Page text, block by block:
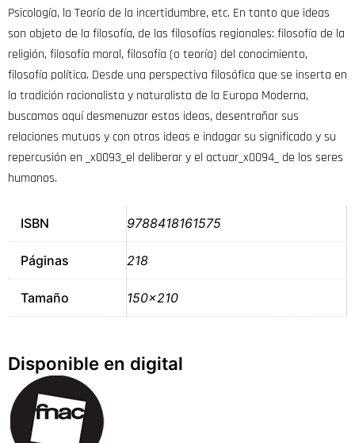
Psicología, la Teoría de la incertidumbre, etc. En tanto que ideas
son objeto de la filosofía, de las filosofías regionales: filosofía de la
religión, filosofía moral, filosofía (o teoría) del conocimiento,
filosofía política. Desde una perspectiva filosófica que se inserta en
la tradición racionalista y naturalista de la Europa Moderna,
buscamos aquí desmenuzar estas ideas, desentrañar sus
relaciones mutuas y con otras ideas e indagar su significado y su
repercusión en _x0093_el deliberar y el actuar_x0094_ de los seres
humanos.
ISBN 9788418161575
Páginas 218
Tamaño 150×210
Disponible en digital